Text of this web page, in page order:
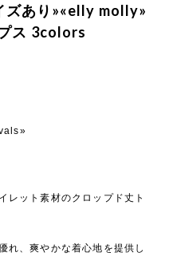
ズあり»«elly molly»
ス 3colors
レット素材のクロップド丈ト
れ、爽やかな着心地を提供し